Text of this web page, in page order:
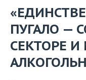
ПУГАЛО —
СЕКТОРЕ